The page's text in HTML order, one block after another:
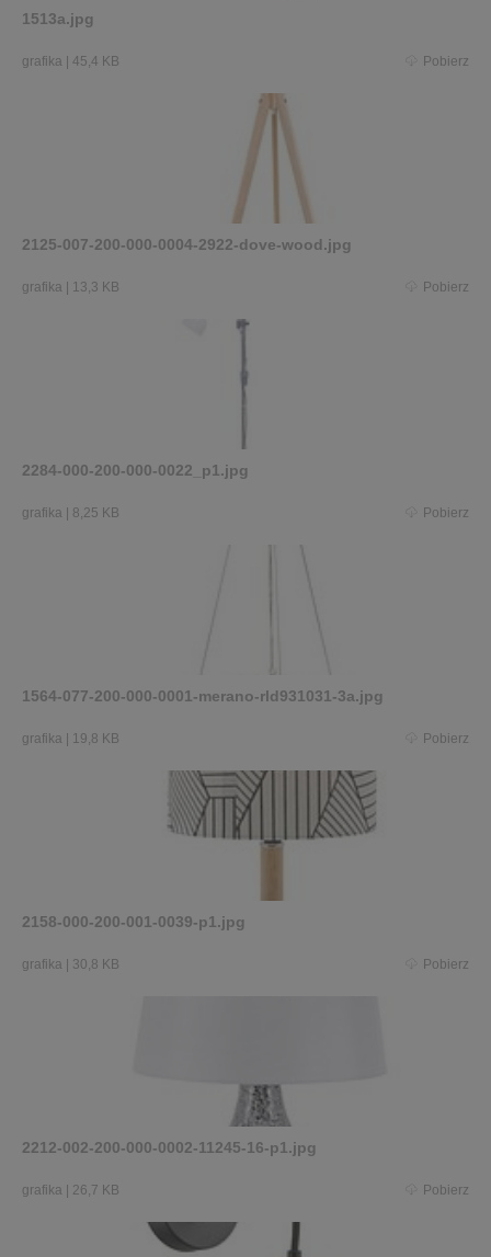
1513a.jpg
grafika 45,4 KB Pobierz
2125-007-200-000-0004-2922-dove-wood.jpg
grafika 13,3 KB Pobierz
2284-000-200-000-0022_p1.jpg
grafika 8,25 KB Pobierz
1564-077-200-000-0001-merano-rld931031-3a.jpg
grafika 19,8 KB Pobierz
2158-000-200-001-0039-p1.jpg
grafika 30,8 KB Pobierz
2212-002-200-000-0002-11245-16-p1.jpg
grafika 26,7 KB Pobierz